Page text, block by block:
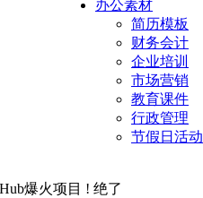
办公素材
简历模板
财务会计
企业培训
市场营销
教育课件
行政管理
节假日活动
爆火项目 ! 绝了